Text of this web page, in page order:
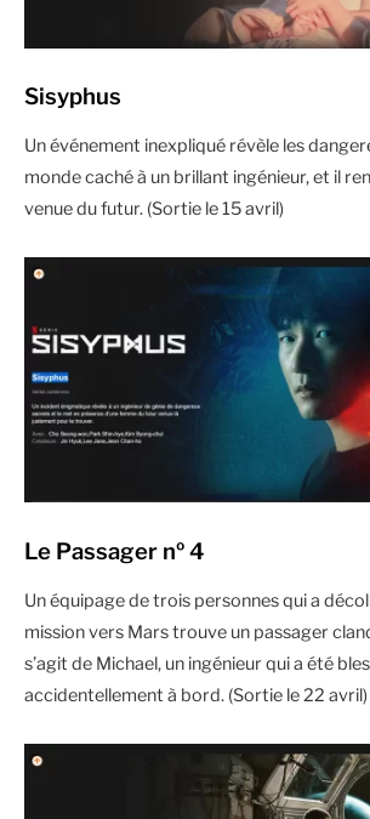
Sisyphus
Un événement inexpliqué révèle les
monde caché à un brillant ingénieur, et il
venue du futur. (Sortie le 15 avril)
Le Passager nº 4
Un équipage de trois personnes qui a
mission vers Mars trouve un passager
s’agit de Michael, un ingénieur qui a été
accidentellement à bord. (Sortie le 22 avril)